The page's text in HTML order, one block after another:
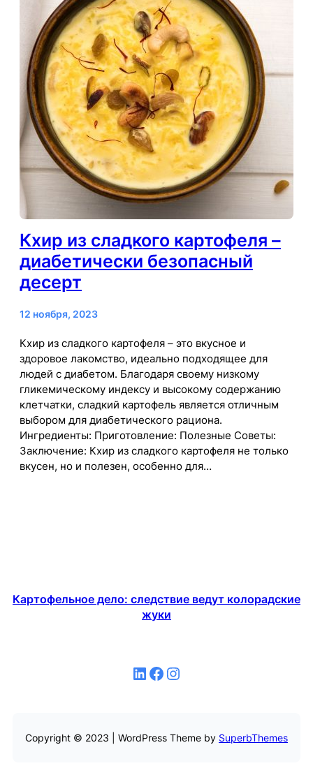
Кхир из сладкого картофеля –
диабетически безопасный
десерт
12 ноября, 2023
Кхир из сладкого картофеля – это вкусное и
здоровое лакомство, идеально подходящее для
людей с диабетом. Благодаря своему низкому
гликемическому индексу и высокому содержанию
клетчатки, сладкий картофель является отличным
выбором для диабетического рациона.
Ингредиенты: Приготовление: Полезные Советы:
Заключение: Кхир из сладкого картофеля не только
вкусен, но и полезен, особенно для…
Картофельное дело: следствие ведут колорадские
жуки
LinkedIn Facebook Instagram
Copyright © 2023 | WordPress Theme by SuperbThemes